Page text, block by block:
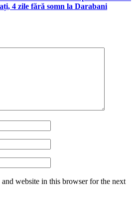
4 zile fără somn la Darabani
and website in this browser for the next